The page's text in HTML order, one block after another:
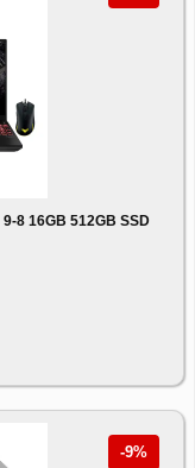
8 16GB 512GB SSD
-9%